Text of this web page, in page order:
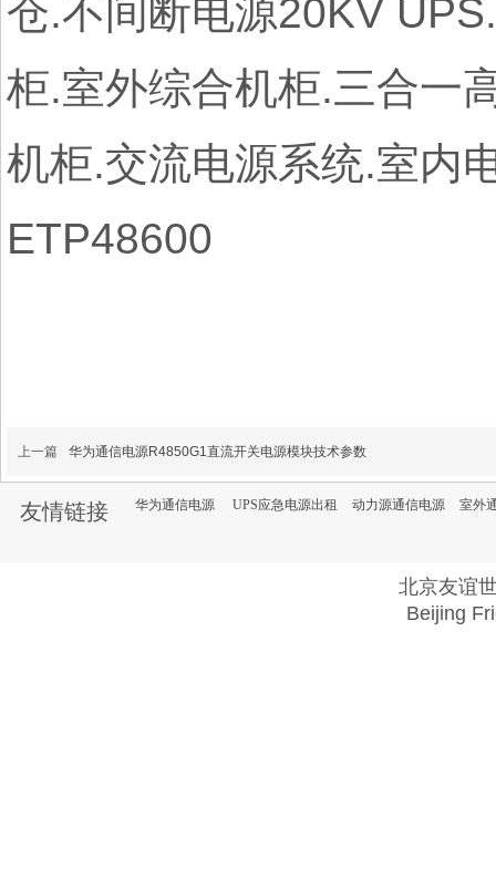
仓.不间断电源20KV
柜.室外综合机柜.三合一
机柜.交流电源系统.室内
ETP48600
上一篇 华为通信电源R4850G1直流开关电源模块技术参数
友情链接 华为通信电源 室外
动力源通信电源
UPS应急电源出租
北京友谊
Beijing